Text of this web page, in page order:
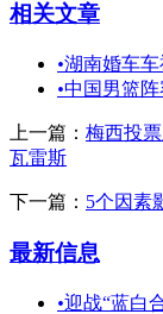
相关文章
•湖南婚车
•中国男篮
上一篇： 梅西投
瓦雷斯
下一篇： 5个因素
最新信息
•迎战“蓝白